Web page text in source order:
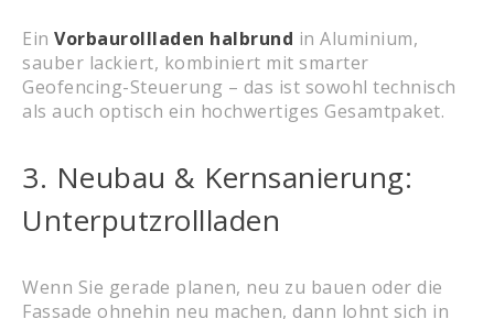
Ein Vorbaurollladen halbrund in Aluminium,
sauber lackiert, kombiniert mit smarter
Geofencing-Steuerung – das ist sowohl technisch
als auch optisch ein hochwertiges Gesamtpaket.
3. Neubau & Kernsanierung:
Unterputzrollladen
Wenn Sie gerade planen, neu zu bauen oder die
Fassade ohnehin neu machen, dann lohnt sich in